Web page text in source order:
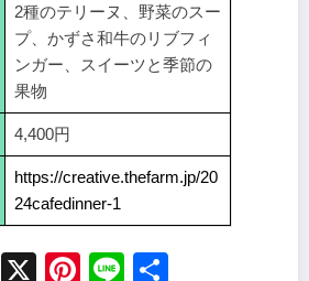
2種のテリーヌ、野菜のスー
プ、かずさ和牛のリブフィ
ンガー、スイーツと季節の
果物
4,400円
https://creative.thefarm.jp/20
24cafedinner-1
Facebook
X Pinterest
Line